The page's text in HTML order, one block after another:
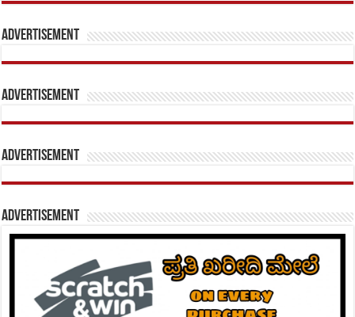
Advertisement
Advertisement
Advertisement
Advertisement